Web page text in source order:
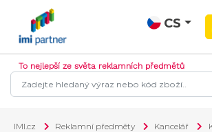
CS
To nejlepší ze světa reklamních předmětů
IMI.cz Reklamní předměty Kancelář